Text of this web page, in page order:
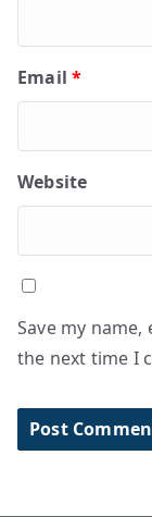
Email*
Website
Save my
the next time I